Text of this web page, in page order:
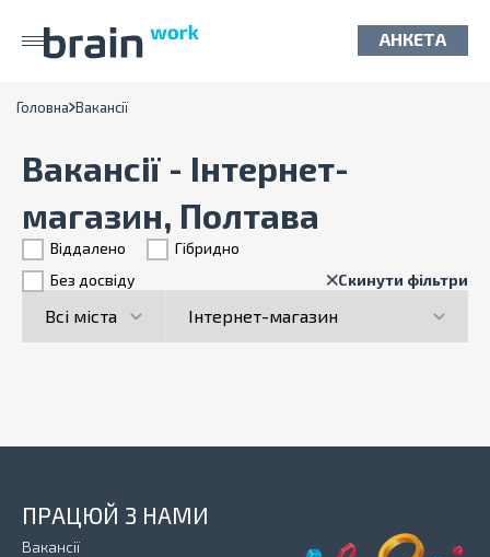
АНКЕТА
Головна Вакансії
Вакансії - Інтернет-
магазин, Полтава
Віддалено
Гiбридно
Без досвіду
Скинути фільтри
ПРАЦЮЙ З НАМИ
Вакансії